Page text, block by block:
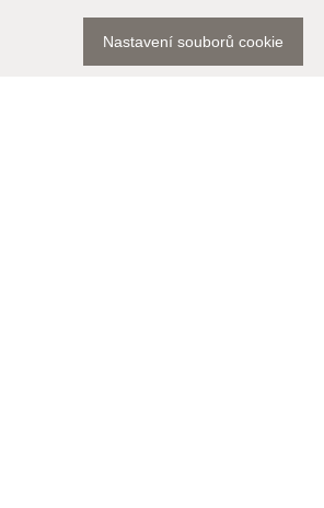
Nastavení souborů cookie